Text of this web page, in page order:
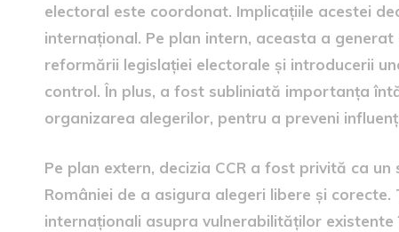
electoral este coordonat. Implicațiile acestei
internațional. Pe plan intern, aceasta a
reformării legislației electorale și introducerii
control. În plus, a fost subliniată importanța
organizarea alegerilor, pentru a preveni
Pe plan extern, decizia CCR a fost privită ca
României de a asigura alegeri libere și
internaționali asupra vulnerabilităților